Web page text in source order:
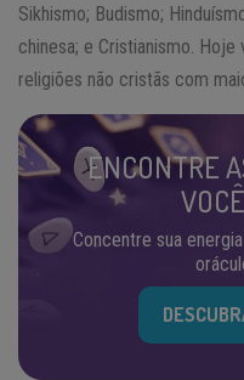
Sikhismo; Budismo;
chinesa; e Cristianismo.
religiões não cristãs com
ENCONTRE
Concentre sua